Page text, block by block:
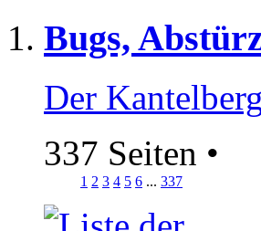
Bugs,
Der Kantelberg
337 Seiten •
1 2 3 4 5 6 ... 337